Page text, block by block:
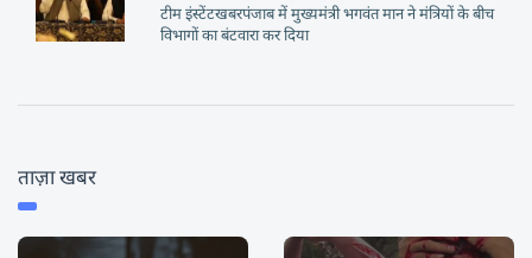
टीम इंस्टेंटखबरपंजाब में मुख्यमंत्री भगवंत मान ने मंत्रियों के बीच
विभागों का बंटवारा कर दिया
ताज़ा खबर